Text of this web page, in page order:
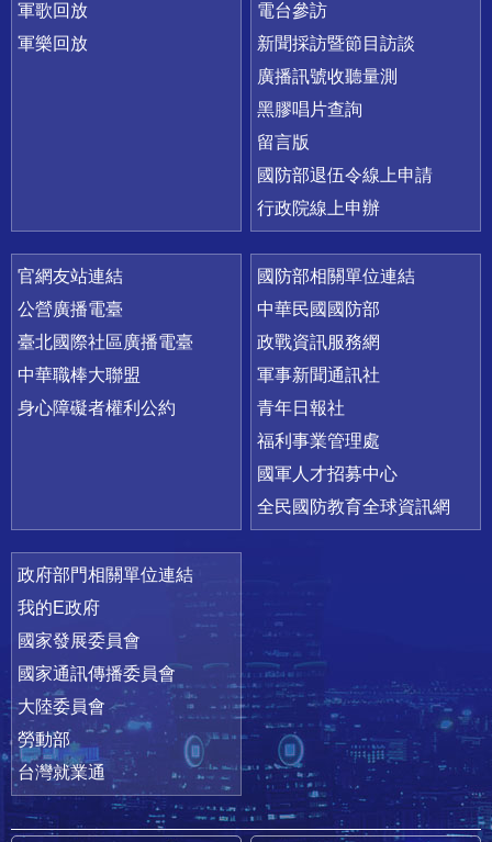
軍歌回放
軍樂回放
電台參訪
新聞採訪暨節目訪談
廣播訊號收聽量測
黑膠唱片查詢
留言版
國防部退伍令線上申請
行政院線上申辦
官網友站連結
公營廣播電臺
臺北國際社區廣播電臺
中華職棒大聯盟
身心障礙者權利公約
國防部相關單位連結
中華民國國防部
政戰資訊服務網
軍事新聞通訊社
青年日報社
福利事業管理處
國軍人才招募中心
全民國防教育全球資訊網
政府部門相關單位連結
我的E政府
國家發展委員會
國家通訊傳播委員會
大陸委員會
勞動部
台灣就業通